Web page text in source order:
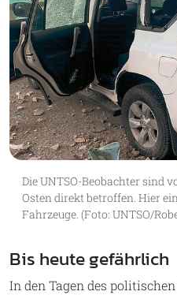
Die UNTSO-Beobachter sind
Osten direkt betroffen. Hier
Fahrzeuge. (Foto: UNTSO/
Bis heute gefährlich
In den Tagen des